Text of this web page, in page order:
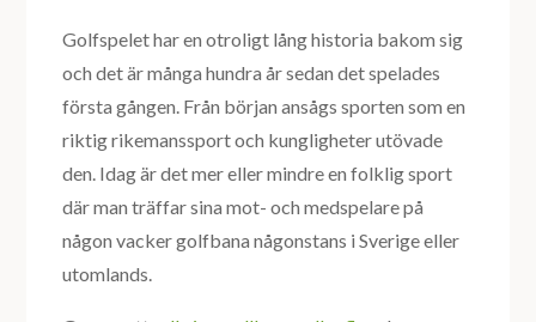
Golfspelet har en otroligt lång historia bakom sig
och det är många hundra år sedan det spelades
första gången. Från början ansågs sporten som en
riktig rikemanssport och kungligheter utövade
den. Idag är det mer eller mindre en folklig sport
där man träffar sina mot- och medspelare på
någon vacker golfbana någonstans i Sverige eller
utomlands.